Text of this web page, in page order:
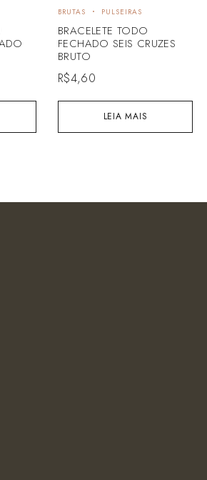
LEIA MAIS
BRUTAS PULSEIRAS
BRACELETE TODO
FECHADO SEIS CRUZES
BRUTO
R$4,60